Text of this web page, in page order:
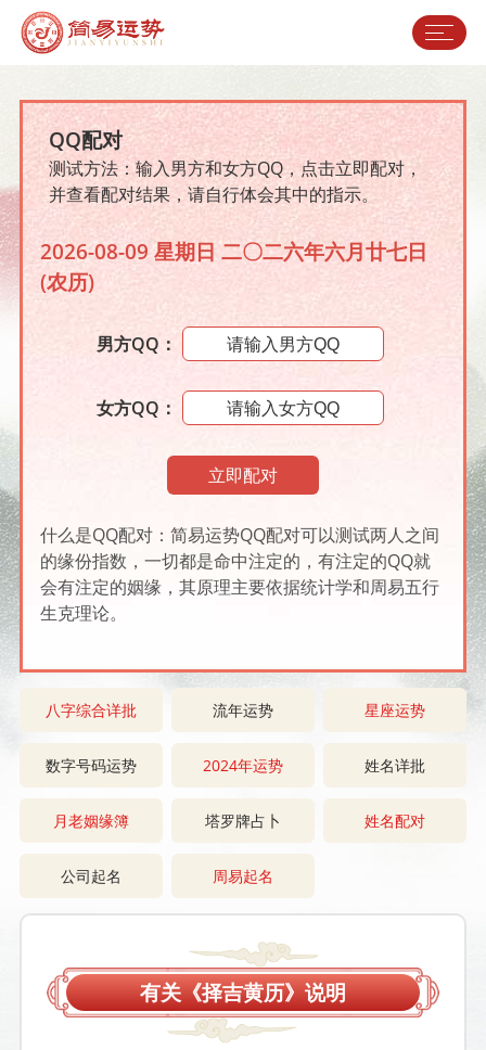
QQ配对
测试方法：输入男方和女方QQ，点击立即配对，
并查看配对结果，请自行体会其中的指示。
2026-08-09 星期日 二〇二六年六月廿七日
(农历)
男方QQ：
女方QQ：
立即配对
什么是QQ配对：简易运势QQ配对可以测试两人之间
的缘份指数，一切都是命中注定的，有注定的QQ就
会有注定的姻缘，其原理主要依据统计学和周易五行
生克理论。
八字综合详批 流年运势 星座运势
数字号码运势 2024年运势 姓名详批
月老姻缘簿 塔罗牌占卜 姓名配对
公司起名 周易起名
有关《择吉黄历》说明